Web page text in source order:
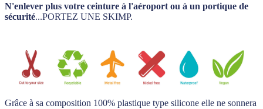
N'enlever plus votre ceinture à l'aéroport ou à un portique de
sécurité...PORTEZ UNE SKIMP.
Grâce à sa composition 100% plastique type silicone elle ne sonnera